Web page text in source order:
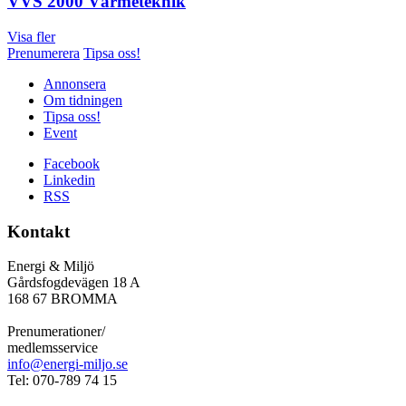
Visa fler
Prenumerera Tipsa oss!
Annonsera
Om tidningen
Tipsa oss!
Event
Facebook
Linkedin
RSS
Kontakt
Energi & Miljö
Gårdsfogdevägen 18 A
168 67 BROMMA
Prenumerationer/
medlemsservice
info@energi-miljo.se
Tel: 070-789 74 15